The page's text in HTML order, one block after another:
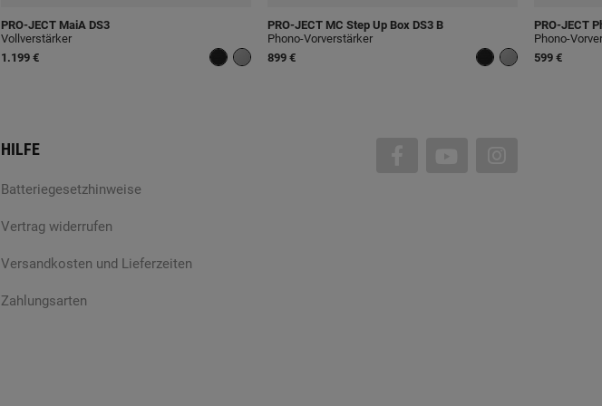
PRO-JECT MaiA DS3
Vollverstärker
1.199 €
PRO-JECT MC Step Up Box DS3 B
Phono-Vorverstärker
899 €
PRO-JECT
Phono-
599 €
HILFE
Batteriegesetzhinweise
Vertrag widerrufen
Versandkosten und Lieferzeiten
Zahlungsarten